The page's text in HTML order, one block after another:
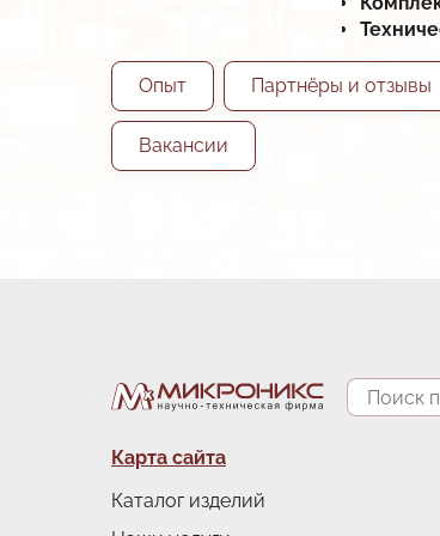
Импортозамещение
Дилеры
Опыт Партнёры и отзывы
Вакансии
Поиск
Подвал
Карта сайта
Каталог изделий